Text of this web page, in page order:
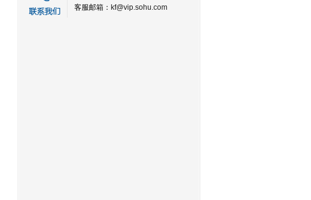
客服邮箱： kf@vip.sohu.com